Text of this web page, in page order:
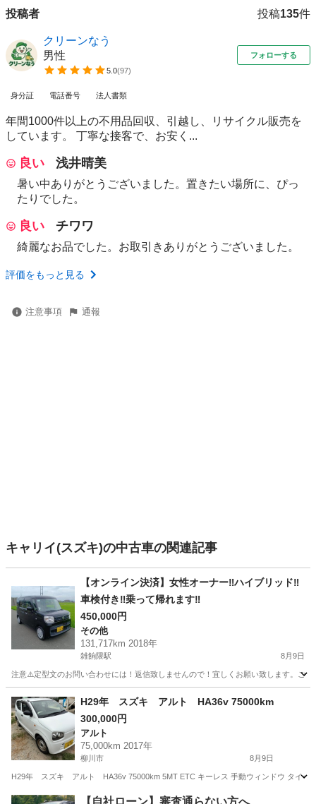
投稿者 投稿135件
クリーンなう
男性
5.0(97)
フォローする
身分証 電話番号 法人書類
年間1000件以上の不用品回収、引越し、リサイクル販売を
しています。 丁寧な接客で、お安く...
良い 浅井晴美
暑い中ありがとうございました。置きたい場所に、ぴっ
たりでした。
良い チワワ
綺麗なお品でした。お取引きありがとうございました。
評価をもっと見る
注意事項 通報
キャリイ(スズキ)の中古車の関連記事
【オンライン決済】女性オーナー‼️ハイブリッド‼️
車検付き‼️乗って帰れます‼️
450,000円
その他
131,717km 2018年
雑餉隈駅 8月9日
注意⚠️定型文のお問い合わせには！返信致しませんので！宜しくお願い致します。ご
福岡 福岡市 雑餉隈駅 その他 車両
H29年 スズキ アルト HA36v 75000km
300,000円
アルト
75,000km 2017年
柳川市 8月9日
H29年 スズキ アルト HA36v 75000km 5MT ETC キーレス 手動ウィンドウ タイ
福岡 柳川市 アルト
【自社ローン】審査通らない方へ